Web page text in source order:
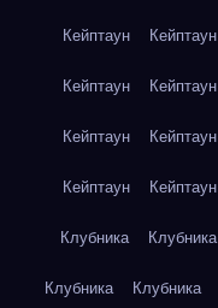
Кейптаун Кейптаун
Кейптаун Кейптаун
Кейптаун Кейптаун
Кейптаун Кейптаун
Клубника Клубника
Клубника Клубника